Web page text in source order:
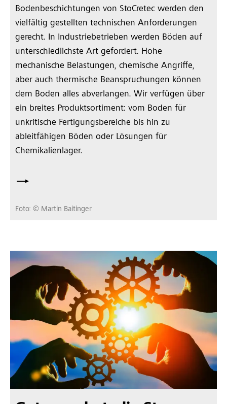
Bodenbeschichtungen von StoCretec werden den
vielfältig gestellten technischen Anforderungen
gerecht. In Industriebetrieben werden Böden auf
unterschiedlichste Art gefordert. Hohe
mechanische Belastungen, chemische Angriffe,
aber auch thermische Beanspruchungen können
dem Boden alles abverlangen. Wir verfügen über
ein breites Produktsortiment: vom Boden für
unkritische Fertigungsbereiche bis hin zu
ableitfähigen Böden oder Lösungen für
Chemikalienlager.
Foto: © Martin Baitinger